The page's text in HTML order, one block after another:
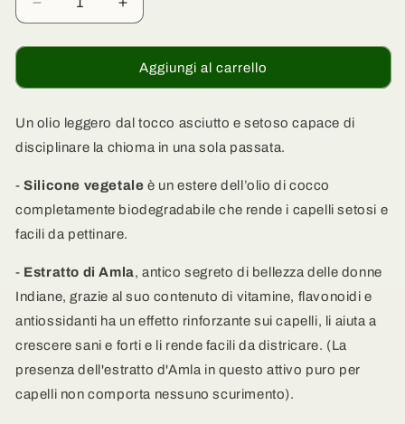
Diminuisci
quantità
per
Vegetale
Amla
-
e
Rinforzante
per
capelli
Aumenta
quantità
per
Silicone
Vegetale
Amla
-
e
Rinforzante
per
capelli
Aggiungi al carrello
Un olio leggero dal tocco asciutto e setoso capace di
disciplinare la chioma in una sola passata.
-Silicone vegetale è un estere dell’olio di cocco
completamente biodegradabile che rende i capelli setosi e
facili da pettinare.
- Estratto di Amla, antico segreto di bellezza delle donne
Indiane, grazie al suo contenuto di vitamine, flavonoidi e
antiossidanti ha un effetto rinforzante sui capelli, li aiuta a
crescere sani e forti e li rende facili da districare. (La
presenza dell'estratto d'Amla in questo attivo puro per
capelli non comporta nessuno scurimento).